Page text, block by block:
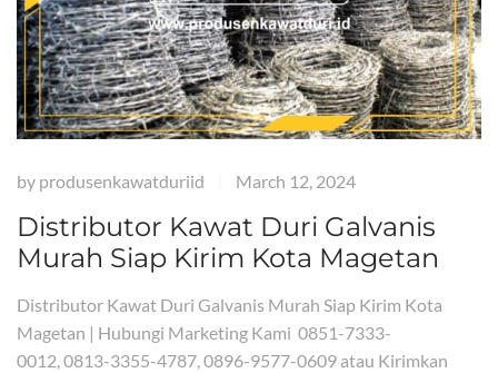
by produsenkawatduriid March 12, 2024
Distributor Kawat Duri Galvanis
Murah Siap Kirim Kota Magetan
Distributor Kawat Duri Galvanis Murah Siap Kirim Kota
Magetan | Hubungi Marketing Kami 0851-7333-
0012, 0813-3355-4787, 0896-9577-0609 atau Kirimkan